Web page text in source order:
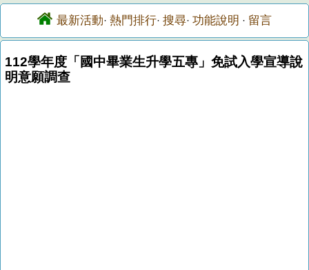
最新活動· 熱門排行· 搜尋· 功能說明 · 留言
112學年度「國中畢業生升學五專」免試入學宣導說
明意願調查